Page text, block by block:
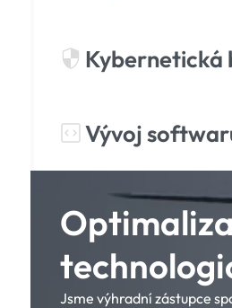
Kybernetická
Vývoj
Jsme výhradní zástupce